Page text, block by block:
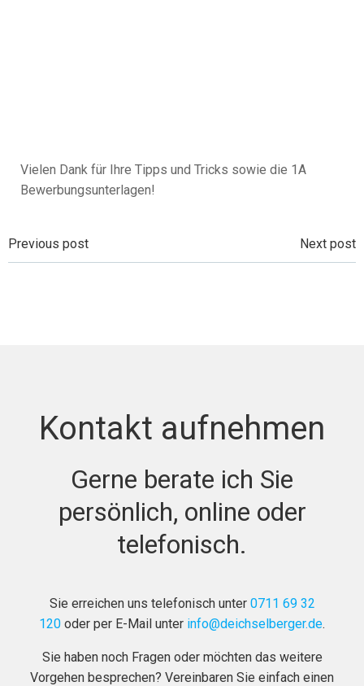
Vielen Dank für Ihre Tipps und Tricks sowie die 1A
Bewerbungsunterlagen!
Beitragsnavigation
Previous post Next post
Kontakt aufnehmen
Gerne berate ich Sie
persönlich, online oder
telefonisch.
Sie erreichen uns telefonisch unter 0711 69 32
120 oder per E-Mail unter info@deichselberger.de.
Sie haben noch Fragen oder möchten das weitere
Vorgehen besprechen? Vereinbaren Sie einfach einen